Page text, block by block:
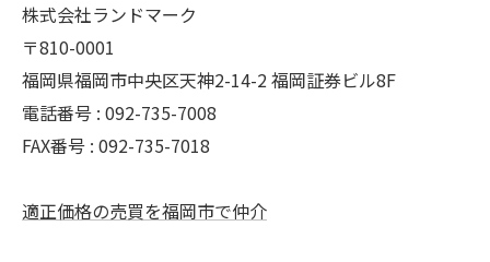
株式会社ランドマーク
〒810-0001
福岡県福岡市中央区天神2-14-2 福岡証券ビル8F
電話番号 : 092-735-7008
FAX番号 : 092-735-7018
適正価格の売買を福岡市で仲介